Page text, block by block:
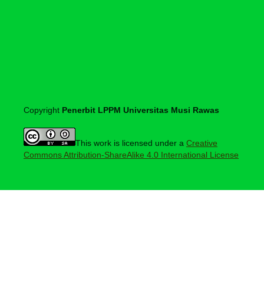
Copyright Penerbit LPPM Universitas Musi Rawas
This work is licensed under a Creative
Commons Attribution-ShareAlike 4.0 International License